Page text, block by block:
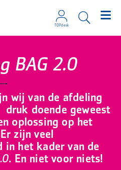
TOPdesk
BAG 2.0
wij van de afdeling
druk doende geweest
oplossing op het
zijn veel
in het kader van de
. En niet voor niets!